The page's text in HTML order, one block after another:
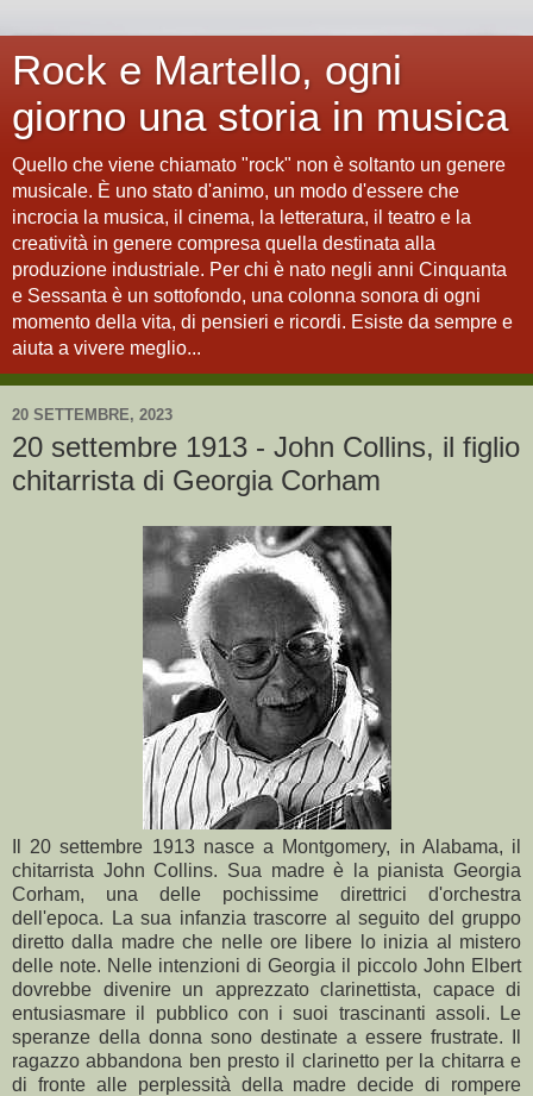
Rock e Martello, ogni
giorno una storia in musica
Quello che viene chiamato "rock" non è soltanto un genere
musicale. È uno stato d'animo, un modo d'essere che
incrocia la musica, il cinema, la letteratura, il teatro e la
creatività in genere compresa quella destinata alla
produzione industriale. Per chi è nato negli anni Cinquanta
e Sessanta è un sottofondo, una colonna sonora di ogni
momento della vita, di pensieri e ricordi. Esiste da sempre e
aiuta a vivere meglio...
20 SETTEMBRE, 2023
20 settembre 1913 - John Collins, il figlio
chitarrista di Georgia Corham
Il 20 settembre 1913 nasce a Montgomery, in Alabama, il
chitarrista John Collins. Sua madre è la pianista Georgia
Corham, una delle pochissime direttrici d'orchestra
dell'epoca. La sua infanzia trascorre al seguito del gruppo
diretto dalla madre che nelle ore libere lo inizia al mistero
delle note. Nelle intenzioni di Georgia il piccolo John Elbert
dovrebbe divenire un apprezzato clarinettista, capace di
entusiasmare il pubblico con i suoi trascinanti assoli. Le
speranze della donna sono destinate a essere frustrate. Il
ragazzo abbandona ben presto il clarinetto per la chitarra e
di fronte alle perplessità della madre decide di rompere